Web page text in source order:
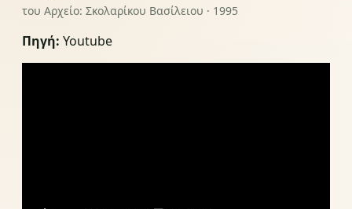
του Αρχείο: Σκολαρίκου Βασίλειου · 1995
Πηγή: Youtube